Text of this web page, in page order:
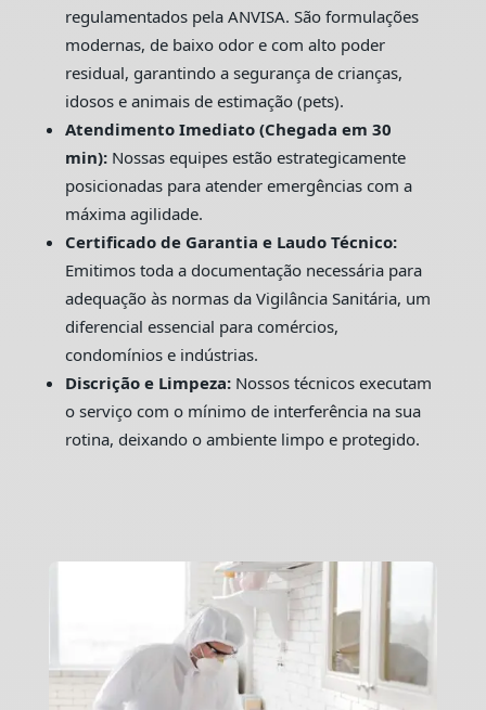
regulamentados pela ANVISA. São formulações
modernas, de baixo odor e com alto poder
residual, garantindo a segurança de crianças,
idosos e animais de estimação (pets).
Atendimento Imediato (Chegada em 30
min):Nossas equipes estão estrategicamente
posicionadas para atender emergências com a
máxima agilidade.
Certificado de Garantia e Laudo Técnico:
Emitimos toda a documentação necessária para
adequação às normas da Vigilância Sanitária, um
diferencial essencial para comércios,
condomínios e indústrias.
Discrição e Limpeza:Nossos técnicos executam
o serviço com o mínimo de interferência na sua
rotina, deixando o ambiente limpo e protegido.